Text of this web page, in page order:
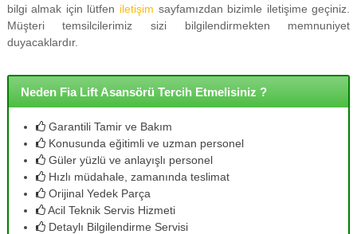
bilgi almak için lütfen iletişim sayfamızdan bizimle iletişime geçiniz.
Müşteri temsilcilerimiz sizi bilgilendirmekten memnuniyet
duyacaklardır.
Neden Fia Lift Asansörü Tercih Etmelisiniz ?
Garantili Tamir ve Bakım
Konusunda eğitimli ve uzman personel
Güler yüzlü ve anlayışlı personel
Hızlı müdahale, zamanında teslimat
Orijinal Yedek Parça
Acil Teknik Servis Hizmeti
Detaylı Bilgilendirme Servisi